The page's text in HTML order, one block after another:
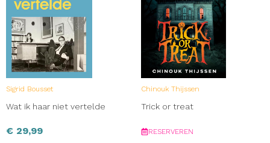
Sigrid Bousset
Wat ik haar niet vertelde
€ 29,99
Chinouk Thijssen
Trick or treat
RESERVEREN